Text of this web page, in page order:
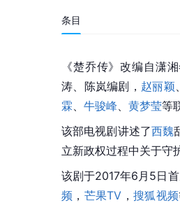
条目
《楚乔传》改编自潇
涛
陈岚编剧， 赵丽颖
霖
牛骏峰 黄梦莹等
该部电视剧讲述了西魏
立新政权过程中关于守
该剧于2017年6月5日
频 ， 芒果TV ，搜狐视频